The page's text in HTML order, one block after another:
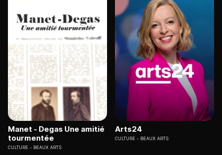
Manet - Degas Une amitié
tourmentée
CULTURE BEAUX ARTS
Arts24
CULTURE BEAUX ARTS